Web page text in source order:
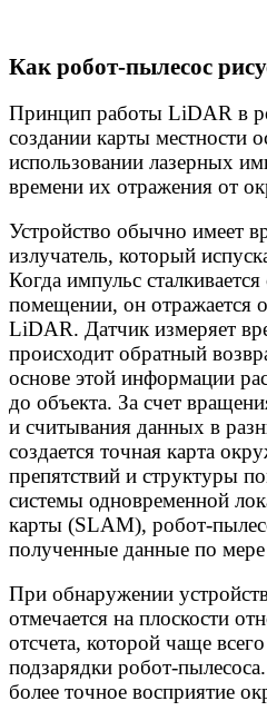
Как робот-пылесос
Принцип работы LiDAR в
создании карты местности
использовании лазерных
времени их отражения от
Устройство обычно имеет
излучатель, который
Когда импульс
помещении, он отражается
LiDAR. Датчик измеряет
происходит обратный
основе этой информации
до объекта. За счет
и считывания данных в
создается точная карта
препятствий и структуры
системы одновременной
карты (SLAM), робот-
полученные данные по
При обнаружении
отмечается на плоскости
отсчета, которой чаще
подзарядки робот-
более точное восприятие